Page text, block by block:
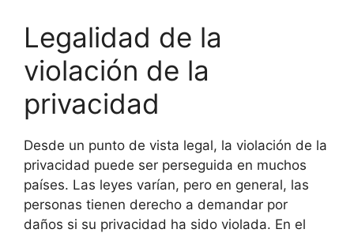
Legalidad de la
violación de la
privacidad
Desde un punto de vista legal, la violación de la
privacidad puede ser perseguida en muchos
países. Las leyes varían, pero en general, las
personas tienen derecho a demandar por
daños si su privacidad ha sido violada. En el